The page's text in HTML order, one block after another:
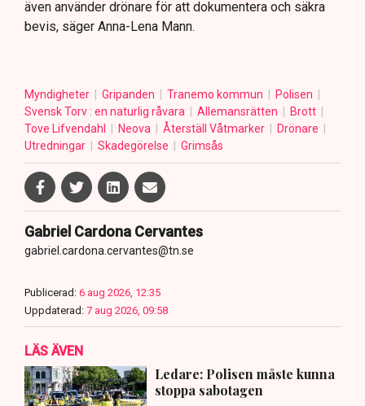
även använder drönare för att dokumentera och säkra
bevis, säger Anna-Lena Mann.
Myndigheter Gripanden Tranemo kommun
Polisen
Svensk Torv : en naturlig råvara
Allemansrätten
Brott
Tove Lifvendahl
Neova Återställ Våtmarker
Drönare
Utredningar
Skadegörelse Grimsås
Gabriel Cardona Cervantes
gabriel.cardona.cervantes@tn.se
Publicerad: 6 aug 2026, 12:35
Uppdaterad: 7 aug 2026, 09:58
LÄS ÄVEN
Ledare: Polisen måste kunna
stoppa sabotagen